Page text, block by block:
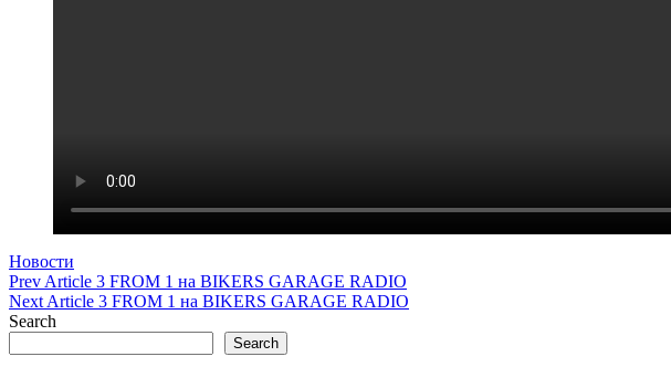
Categories
Новости
Post
navigation
Previous
Post
Prev Article 3 FROM 1 на BIKERS GARAGE RADIO
Next
Post
Next Article 3 FROM 1 на BIKERS GARAGE RADIO
Search
Search